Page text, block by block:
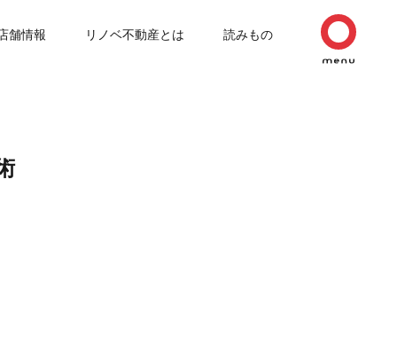
舗情報 リノベ不動産とは 読みもの